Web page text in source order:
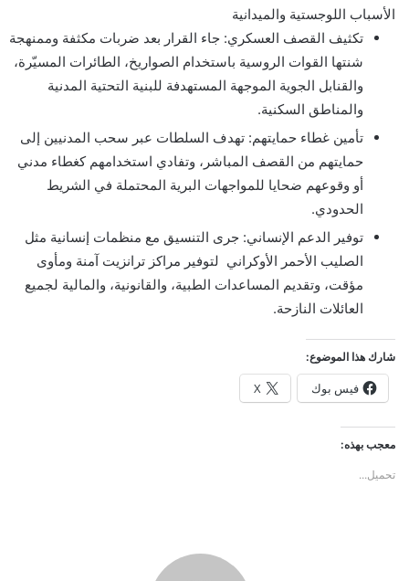
الأسباب اللوجستية والميدانية
تكثيف القصف العسكري: جاء القرار بعد ضربات مكثفة وممنهجة
شنتها القوات الروسية باستخدام الصواريخ، الطائرات المسيّرة،
والقنابل الجوية الموجهة المستهدفة للبنية التحتية المدنية
والمناطق السكنية.
تأمين غطاء حمايتهم: تهدف السلطات عبر سحب المدنيين إلى
حمايتهم من القصف المباشر، وتفادي استخدامهم كغطاء مدني
أو وقوعهم ضحايا للمواجهات البرية المحتملة في الشريط
الحدودي.
توفير الدعم الإنساني: جرى التنسيق مع منظمات إنسانية مثل
الصليب الأحمر الأوكراني لتوفير مراكز ترانزيت آمنة ومأوى
مؤقت، وتقديم المساعدات الطبية، والقانونية، والمالية لجميع
العائلات النازحة.
شارك هذا الموضوع:
فيس بوك X
معجب بهذه:
تحميل...